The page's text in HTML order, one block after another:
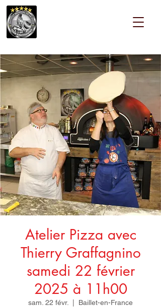
Atelier Pizza avec
Thierry Graffagnino
samedi 22 février
2025 à 11h00
sam. 22 févr. Baillet-en-France